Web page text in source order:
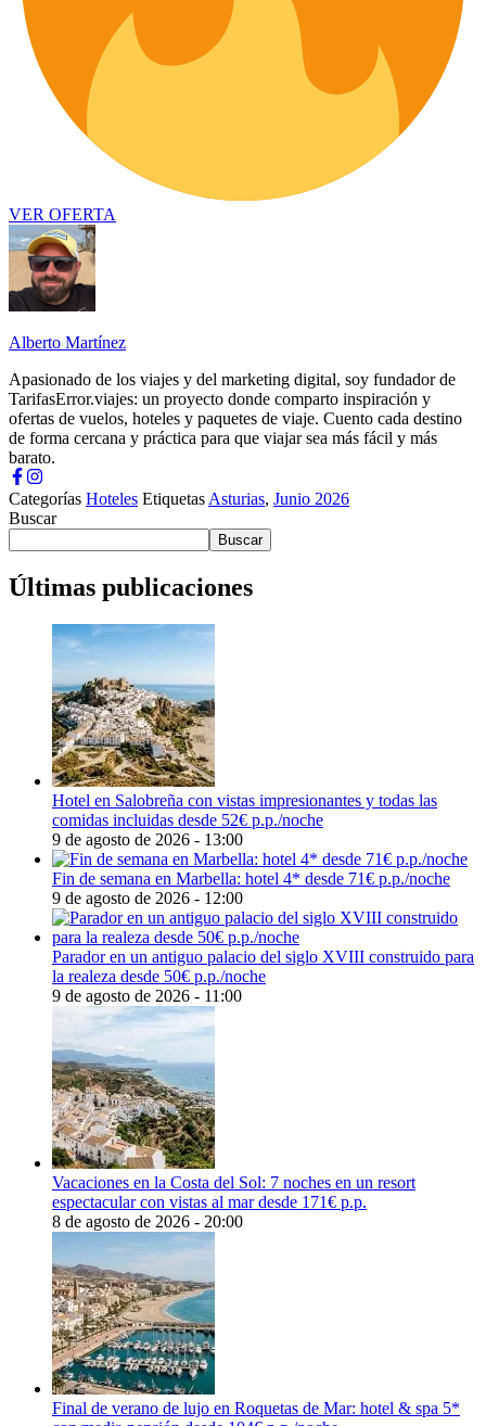
VER OFERTA
Alberto Martínez
Apasionado de los viajes y del marketing digital, soy fundador de
TarifasError.viajes: un proyecto donde comparto inspiración y
ofertas de vuelos, hoteles y paquetes de viaje. Cuento cada destino
de forma cercana y práctica para que viajar sea más fácil y más
barato.
Categorías Hoteles Etiquetas Asturias, Junio 2026
Buscar
Buscar
Últimas publicaciones
Hotel en Salobreña con vistas impresionantes y todas las
comidas incluidas desde 52€ p.p./noche
9 de agosto de 2026 - 13:00
Fin de semana en Marbella: hotel 4* desde 71€ p.p./noche
9 de agosto de 2026 - 12:00
Parador en un antiguo palacio del siglo XVIII construido para
la realeza desde 50€ p.p./noche
9 de agosto de 2026 - 11:00
Vacaciones en la Costa del Sol: 7 noches en un resort
espectacular con vistas al mar desde 171€ p.p.
8 de agosto de 2026 - 20:00
Final de verano de lujo en Roquetas de Mar: hotel & spa 5*